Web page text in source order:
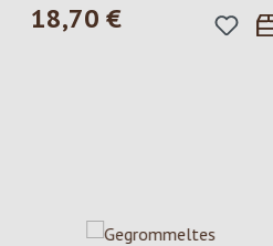
Regulärer Preis:
18,70 €
überspringen